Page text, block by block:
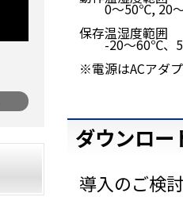
0～50℃, 20〜
保存温湿度範囲
-20～60℃、5
※電源はACアダ
ダウンロー
導入のご検